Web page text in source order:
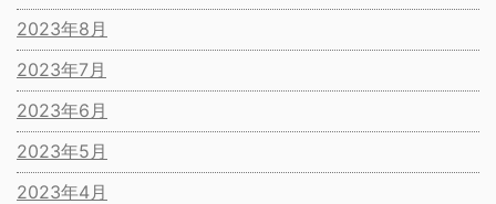
2023年8月
2023年7月
2023年6月
2023年5月
2023年4月